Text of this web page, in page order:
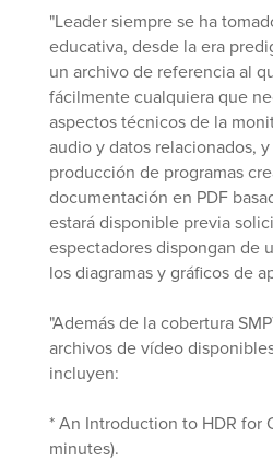
"Leader siempre se ha
educativa, desde la era
un archivo de referencia al
fácilmente cualquiera que
aspectos técnicos de la
audio y datos relacionados,
producción de programas
documentación en PDF
estará disponible previa
espectadores dispongan de
los diagramas y gráficos de
"Además de la cobertura
archivos de vídeo
incluyen:
* An Introduction to HDR for
minutes).